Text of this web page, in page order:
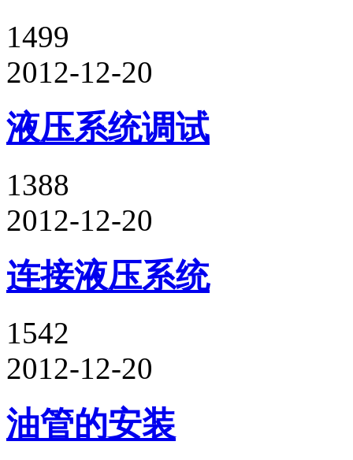
1499
2012-12-20
液压系统调试
1388
2012-12-20
连接液压系统
1542
2012-12-20
油管的安装